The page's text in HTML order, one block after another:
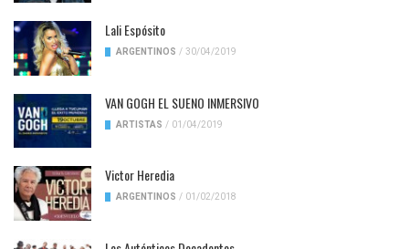
Lali Espósito
ARGENTINOS / 30/04/2019
VAN GOGH EL SUENO INMERSIVO
ARTISTAS / 01/04/2019
Victor Heredia
ARGENTINOS / 01/02/2018